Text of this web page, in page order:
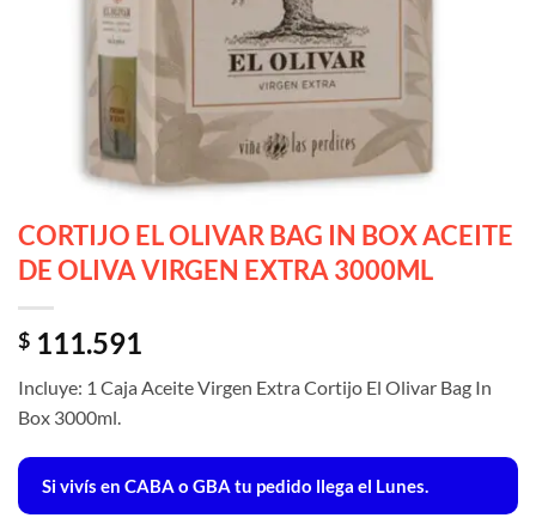
CORTIJO EL OLIVAR BAG IN BOX ACEITE
DE OLIVA VIRGEN EXTRA 3000ML
$ 111.591
Incluye: 1 Caja Aceite Virgen Extra Cortijo El Olivar Bag In
Box 3000ml.
Si vivís en CABA o GBA tu pedido llega el Lunes.